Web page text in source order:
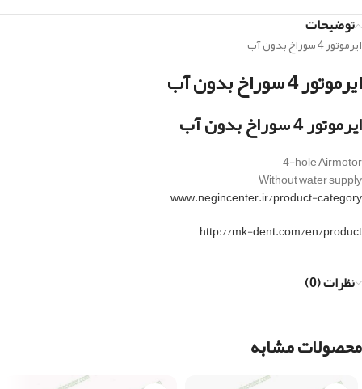
توضیحات
ایرموتور 4 سوراخ بدون آب
ایرموتور 4 سوراخ بدون آب
ایرموتور 4 سوراخ بدون آب
4-hole Airmotor
Without water supply
www.negincenter.ir/product-category
http://mk-dent.com/en/product
نظرات (0)
محصولات مشابه